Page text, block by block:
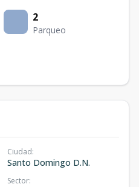
2
Parqueo
Ciudad:
Santo Domingo D.N.
Sector: